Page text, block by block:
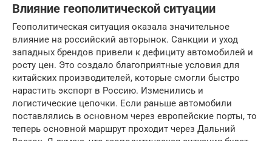
Влияние геополитической ситуации
Геополитическая ситуация оказала значительное
влияние на российский авторынок. Санкции и уход
западных брендов привели к дефициту автомобилей и
росту цен. Это создало благоприятные условия для
китайских производителей, которые смогли быстро
нарастить экспорт в Россию. Изменились и
логистические цепочки. Если раньше автомобили
поставлялись в основном через европейские порты, то
теперь основной маршрут проходит через Дальний